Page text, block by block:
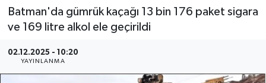
Batman'da gümrük kaçağı 13 bin 176 paket sigara
ve 169 litre alkol ele geçirildi
02.12.2025 - 10:20
YAYINLANMA
Son Dakika Haberleri